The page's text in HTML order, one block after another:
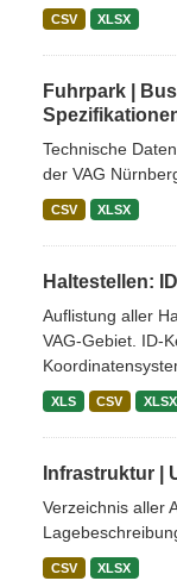
CSV XLSX
Fuhrpark |
Technische
der VAG
CSV XLSX
Haltestellen:
Auflistung aller
VAG-Gebiet. ID-
XLS CSV XLSX
Infrastruktur |
Verzeichnis aller
CSV XLSX